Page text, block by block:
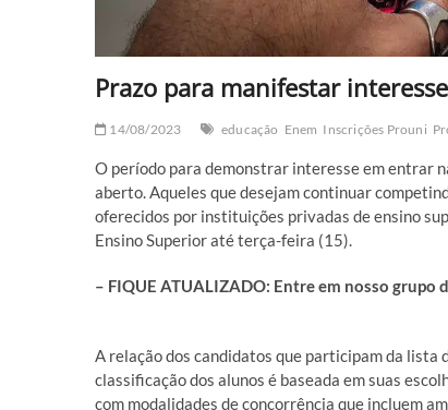
Prazo para manifestar
14/08/2023 educação Enem Inscrições Prouni
O período para demonstrar interesse em entrar
aberto. Aqueles que desejam continuar
oferecidos por instituições privadas de ensino
Ensino Superior até terça-feira (15).
– FIQUE ATUALIZADO: Entre em nosso grupo
A relação dos candidatos que participam da
classificação dos alunos é baseada em suas
com modalidades de concorrência que incluem